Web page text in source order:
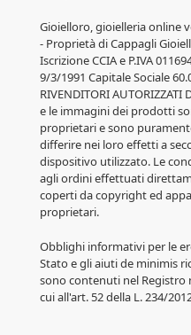
Gioielloro, gioielleria online
- Proprietà di Cappagli
Iscrizione CCIA e P.IVA
9/3/1991 Capitale Sociale
RIVENDITORI AUTORIZZATI
e le immagini dei prodotti
proprietari e sono
differire nei loro effetti a
dispositivo utilizzato. Le
agli ordini effettuati
coperti da copyright ed
proprietari.
Obblighi informativi per le
Stato e gli aiuti de minimis
sono contenuti nel Registro
cui all'art. 52 della L. 234/